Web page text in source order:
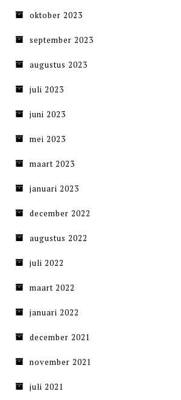
oktober 2023
september 2023
augustus 2023
juli 2023
juni 2023
mei 2023
maart 2023
januari 2023
december 2022
augustus 2022
juli 2022
maart 2022
januari 2022
december 2021
november 2021
juli 2021